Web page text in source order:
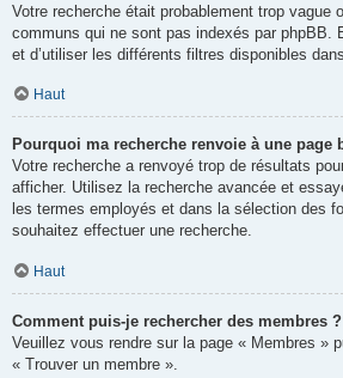
Votre recherche était probablement trop vague
communs qui ne sont pas indexés par phpBB.
et d’utiliser les différents filtres disponibles
Haut
Pourquoi ma recherche renvoie à une page
Votre recherche a renvoyé trop de résultats
afficher. Utilisez la recherche avancée et
les termes employés et dans la sélection des
souhaitez effectuer une recherche.
Haut
Comment puis-je rechercher des membres ?
Veuillez vous rendre sur la page « Membres »
« Trouver un membre ».